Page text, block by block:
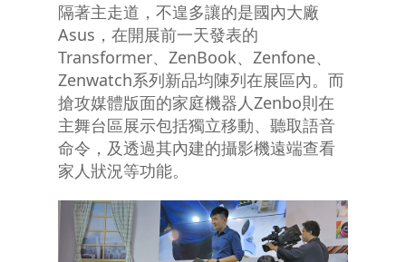
隔著主走道，不遑多讓的是國內大廠
Asus，在開展前一天發表的
Transformer、ZenBook、Zenfone、
Zenwatch系列新品均陳列在展區內。而
搶攻媒體版面的家庭機器人Zenbo則在
主舞台區展示包括獨立移動、聽取語音
命令，及透過其內建的攝影機遠端查看
家人狀況等功能。